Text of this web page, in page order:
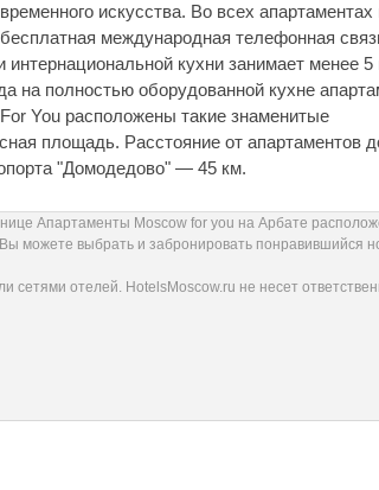
искусства. Во всех
международная телефонная
кухни занимает менее 5
на полностью оборудованной кухне
You расположены такие знаменитые
площадь. Расстояние от апартаментов
"Домодедово" — 45 км.
Апартаменты Moscow for you на Арбате
можете выбрать и забронировать понравившийся
отелей. HotelsMoscow.ru не несет